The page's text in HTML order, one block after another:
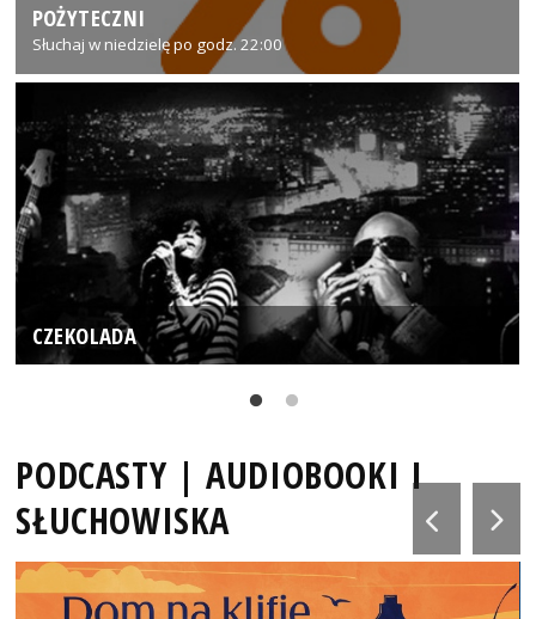
POŻYTECZNI
Słuchaj w niedzielę po godz. 22:00
CZEKOLADA
PODCASTY | AUDIOBOOKI I
SŁUCHOWISKA